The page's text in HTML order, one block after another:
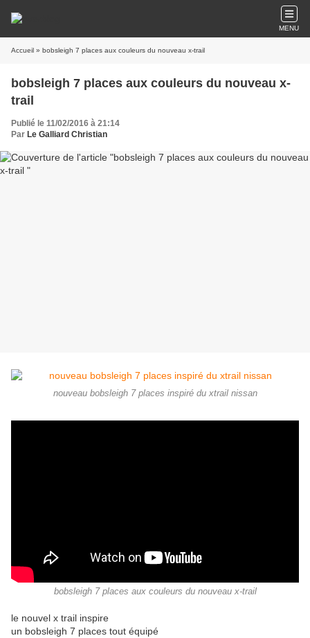
MENU
Accueil » bobsleigh 7 places aux couleurs du nouveau x-trail
bobsleigh 7 places aux couleurs du nouveau x-
trail
Publié le 11/02/2016 à 21:14
Par Le Galliard Christian
nouveau bobsleigh 7 places inspiré du xtrail nissan
bobsleigh 7 places aux couleurs du nouveau x-trail
le nouvel x trail inspire
un bobsleigh 7 places tout équipé